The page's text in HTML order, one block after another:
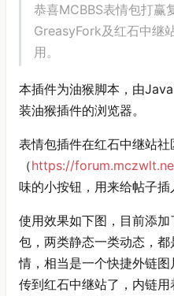
恭喜MCBBS表情包打赢
GreasyFork及红石中继
用。
本插件为油猴脚本，由
装油猴插件的浏览器。
表情包插件在红石中继站社
（https://
味的小按钮，用来给帖子插
使用效果如下图，目前添
包，两类静态一类动态，
情，相当是一个快捷外链
传到红石中继站了，内链